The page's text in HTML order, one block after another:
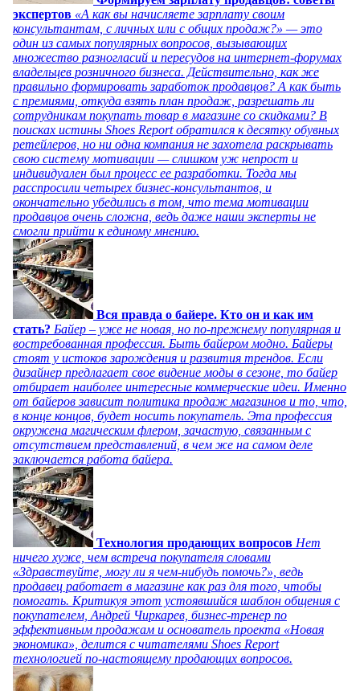
экспертов «А как вы начисляете зарплату своим
консультантам, с личных или с общих продаж?» — это
один из самых популярных вопросов, вызывающих
множество разногласий и пересудов на интернет-форумах
владельцев розничного бизнеса. Действительно, как же
правильно формировать заработок продавцов? А как быть
с премиями, откуда взять план продаж, разрешать ли
сотрудникам покупать товар в магазине со скидками? В
поисках истины Shoes Report обратился к десятку обувных
ретейлеров, но ни одна компания не захотела раскрывать
свою систему мотивации — слишком уж непрост и
индивидуален был процесс ее разработки. Тогда мы
расспросили четырех бизнес-консультантов, и
окончательно убедились в том, что тема мотивации
продавцов очень сложна, ведь даже наши эксперты не
смогли прийти к единому мнению.
Вся правда о байере. Кто он и как им
стать? Байер – уже не новая, но по-прежнему популярная и
востребованная профессия. Быть байером модно. Байеры
стоят у истоков зарождения и развития трендов. Если
дизайнер предлагает свое видение моды в сезоне, то байер
отбирает наиболее интересные коммерческие идеи. Именно
от байеров зависит политика продаж магазинов и то, что,
в конце концов, будет носить покупатель. Эта профессия
окружена магическим флером, зачастую, связанным с
отсутствием представлений, в чем же на самом деле
заключается работа байера.
Технология продающих вопросов Нет
ничего хуже, чем встреча покупателя словами
«Здравствуйте, могу ли я чем-нибудь помочь?», ведь
продавец работает в магазине как раз для того, чтобы
помогать. Критикуя этот устоявшийся шаблон общения с
покупателем, Андрей Чиркарев, бизнес-тренер по
эффективным продажам и основатель проекта «Новая
экономика», делится с читателями Shoes Report
технологией по-настоящему продающих вопросов.